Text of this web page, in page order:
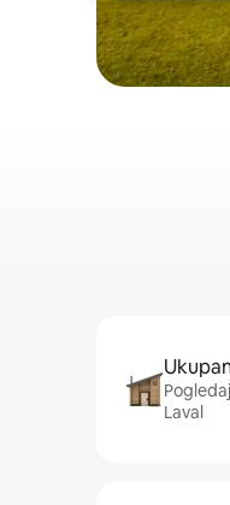
Laval